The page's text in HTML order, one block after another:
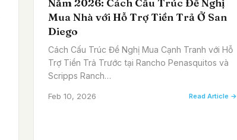
Năm 2026: Cách Cấu Trúc Đề Nghị
Mua Nhà với Hỗ Trợ Tiền Trả Ở San
Diego
Cách Cấu Trúc Đề Nghị Mua Cạnh Tranh với Hỗ
Trợ Tiền Trả Trước tại Rancho Penasquitos và
Scripps Ranch…
Feb 10, 2026 Read Article →